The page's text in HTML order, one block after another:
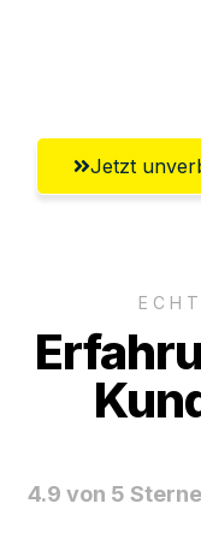
Jetzt
4.9 von 5